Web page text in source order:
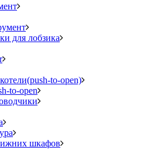
для лобзика
to-open)
to-open
шкафов